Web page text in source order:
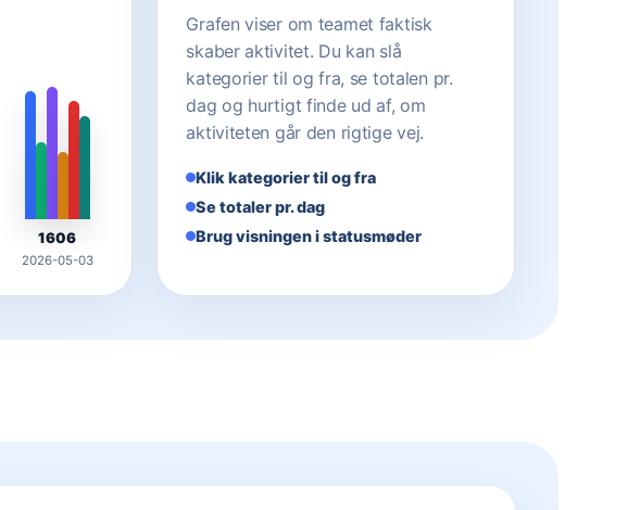
1606
2026-05-03
Grafen viser om teamet faktisk
skaber aktivitet. Du kan slå
kategorier til og fra, se totalen pr.
dag og hurtigt finde ud af, om
aktiviteten går den rigtige vej.
Klik kategorier til og fra
Se totaler pr. dag
Brug visningen i statusmøder